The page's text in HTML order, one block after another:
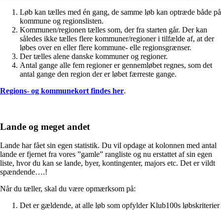
Løb kan tælles med én gang, de samme løb kan optræde både på
kommune og regionslisten.
Kommunen/regionen tælles som, der fra starten går. Der kan
således ikke tælles flere kommuner/regioner i tilfælde af, at der
løbes over en eller flere kommune- elle regionsgrænser.
Der tælles alene danske kommuner og regioner.
Antal gange alle fem regioner er gennemløbet regnes, som det
antal gange den region der er løbet færreste gange.
Regions- og kommunekort findes her.
Lande og meget andet
Lande har fået sin egen statistik. Du vil opdage at kolonnen med antal
lande er fjernet fra vores ”gamle” rangliste og nu erstattet af sin egen
liste, hvor du kan se lande, byer, kontingenter, majors etc. Det er vildt
spændende….!
Når du tæller, skal du være opmærksom på:
Det er gældende, at alle løb som opfylder Klub100s løbskriterier